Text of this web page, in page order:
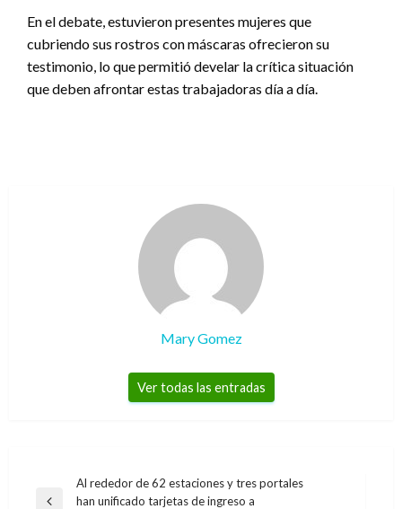
En el debate, estuvieron presentes mujeres que
cubriendo sus rostros con máscaras ofrecieron su
testimonio, lo que permitió develar la crítica situación
que deben afrontar estas trabajadoras día a día.
Mary Gomez
Ver todas las entradas
Navegación
Al rededor de 62 estaciones y tres portales
han unificado tarjetas de ingreso a